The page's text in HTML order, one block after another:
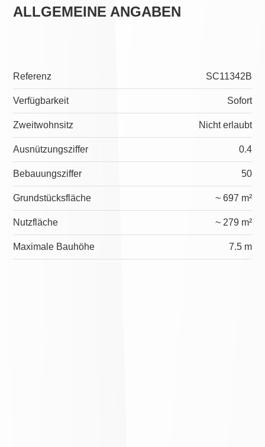
ALLGEMEINE ANGABEN
Referenz SC11342B
Verfügbarkeit Sofort
Zweitwohnsitz Nicht erlaubt
Ausnützungsziffer 0.4
Bebauungsziffer 50
Grundstücksfläche ~ 697 m²
Nutzfläche ~ 279 m²
Maximale Bauhöhe 7.5 m